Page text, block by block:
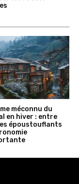
méconnu du
en hiver : entre
époustouflants